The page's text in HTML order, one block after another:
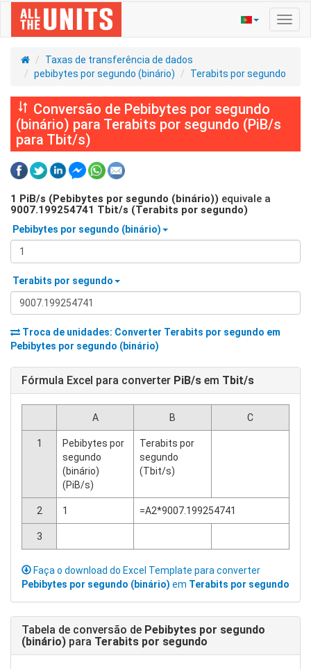
Taxas de transferência de dados
pebibytes por segundo (binário)
Terabits por segundo
Conversão de Pebibytes por segundo
(binário) para Terabits por segundo (PiB/s
para Tbit/s)
1 PiB/s (Pebibytes por segundo (binário)) equivale a
9007.199254741 Tbit/s (Terabits por segundo)
Pebibytes por segundo (binário)
Terabits por segundo
Troca de unidades: Converter Terabits por segundo em
Pebibytes por segundo (binário)
Fórmula Excel para converter PiB/s em Tbit/s
A B C
1
Pebibytes por
segundo
(binário)
(PiB/s)
Terabits por
segundo
(Tbit/s)
2 1 =A2*9007.199254741
3
Faça o download do Excel Template para converter
Pebibytes por segundo (binário) em Terabits por segundo
Tabela de conversão de Pebibytes por segundo
(binário) para Terabits por segundo